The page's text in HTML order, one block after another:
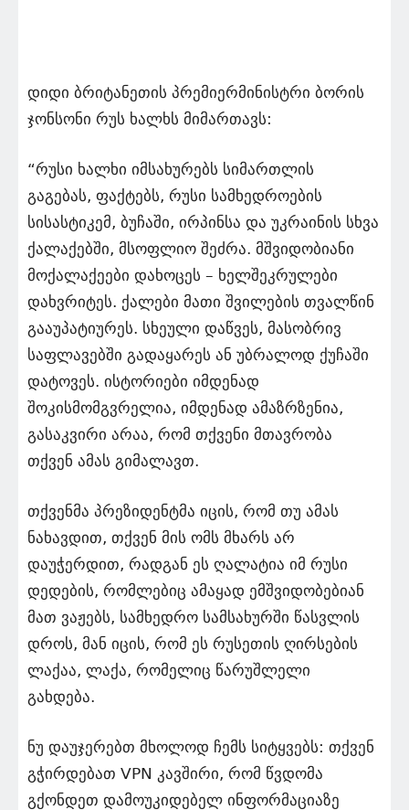
დიდი ბრიტანეთის პრემიერმინისტრი ბორის
ჯონსონი რუს ხალხს მიმართავს:
“რუსი ხალხი იმსახურებს სიმართლის
გაგებას, ფაქტებს, რუსი სამხედროების
სისასტიკემ, ბუჩაში, ირპინსა და უკრაინის სხვა
ქალაქებში, მსოფლიო შეძრა. მშვიდობიანი
მოქალაქეები დახოცეს – ხელშეკრულები
დახვრიტეს. ქალები მათი შვილების თვალწინ
გააუპატიურეს. სხეული დაწვეს, მასობრივ
საფლავებში გადაყარეს ან უბრალოდ ქუჩაში
დატოვეს. ისტორიები იმდენად
შოკისმომგვრელია, იმდენად ამაზრზენია,
გასაკვირი არაა, რომ თქვენი მთავრობა
თქვენ ამას გიმალავთ.
თქვენმა პრეზიდენტმა იცის, რომ თუ ამას
ნახავდით, თქვენ მის ომს მხარს არ
დაუჭერდით, რადგან ეს ღალატია იმ რუსი
დედების, რომლებიც ამაყად ემშვიდობებიან
მათ ვაჟებს, სამხედრო სამსახურში წასვლის
დროს, მან იცის, რომ ეს რუსეთის ღირსების
ლაქაა, ლაქა, რომელიც წარუშლელი
გახდება.
ნუ დაუჯერებთ მხოლოდ ჩემს სიტყვებს: თქვენ
გჭირდებათ VPN კავშირი, რომ წვდომა
გქონდეთ დამოუკიდებელ ინფორმაციაზე